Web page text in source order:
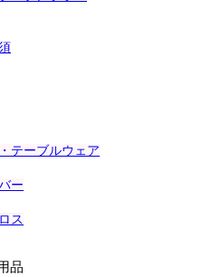
テーブルウェア
ー
ス
品